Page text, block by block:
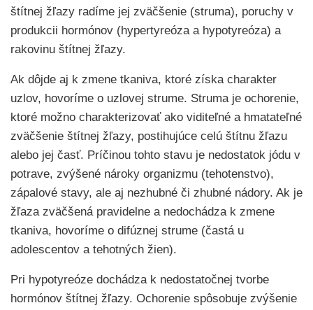
štítnej žľazy radíme jej zväčšenie (struma), poruchy v
produkcii hormónov (hypertyreóza a hypotyreóza) a
rakovinu štítnej žľazy.
Ak dôjde aj k zmene tkaniva, ktoré získa charakter
uzlov, hovoríme o uzlovej strume. Struma je ochorenie,
ktoré možno charakterizovať ako viditeľné a hmatateľné
zväčšenie štítnej žľazy, postihujúce celú štítnu žľazu
alebo jej časť. Príčinou tohto stavu je nedostatok jódu v
potrave, zvýšené nároky organizmu (tehotenstvo),
zápalové stavy, ale aj nezhubné či zhubné nádory. Ak je
žľaza zväčšená pravidelne a nedochádza k zmene
tkaniva, hovoríme o difúznej strume (častá u
adolescentov a tehotných žien).
Pri hypotyreóze dochádza k nedostatočnej tvorbe
hormónov štítnej žľazy. Ochorenie spôsobuje zvýšenie